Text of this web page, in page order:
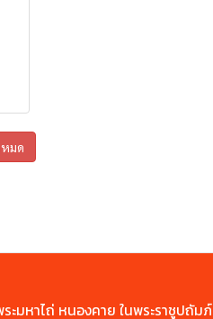
มด
ะมหาไถ่ หนองคาย ในพระราชูปถัมภ์